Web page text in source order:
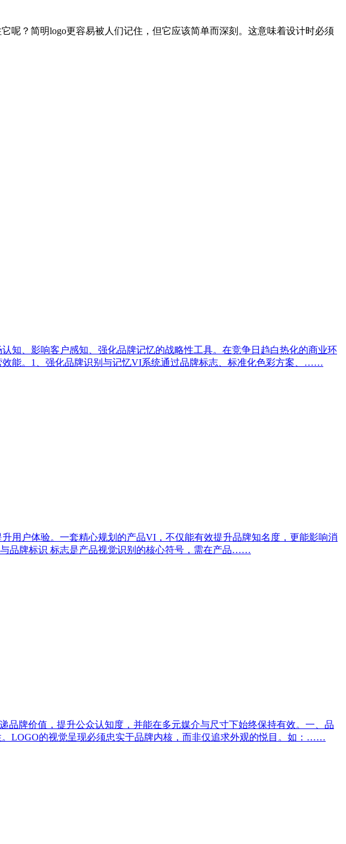
呢？简明logo更容易被人们记住，但它应该简单而深刻。这意味着设计时必须
知、影响客户感知、强化品牌记忆的战略性工具。在竞争日趋白热化的商业环
能。1、强化品牌识别与记忆VI系统通过品牌标志、标准化色彩方案、……
用户体验。一套精心规划的产品VI，不仅能有效提升品牌知名度，更能影响消
品牌标识 标志是产品视觉识别的核心符号，需在产品……
牌价值，提升公众认知度，并能在多元媒介与尺寸下始终保持有效。一、品
LOGO的视觉呈现必须忠实于品牌内核，而非仅追求外观的悦目。如：……